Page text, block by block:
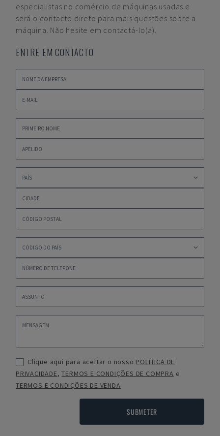
especialistas no comércio de máquinas usadas e
será o contacto direto para mais questões sobre a
máquina. Não hesite em contactá-lo(a).
ENTRE EM CONTACTO
Clique aqui para aceitar o nosso POLÍTICA DE
PRIVACIDADE,TERMOS E CONDIÇÕES DE COMPRA e
TERMOS E CONDIÇÕES DE VENDA
SUBMETER